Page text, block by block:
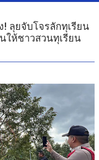
! ลุยจับโจรลักทุเรียน
ให้ชาวสวนทุเรียน